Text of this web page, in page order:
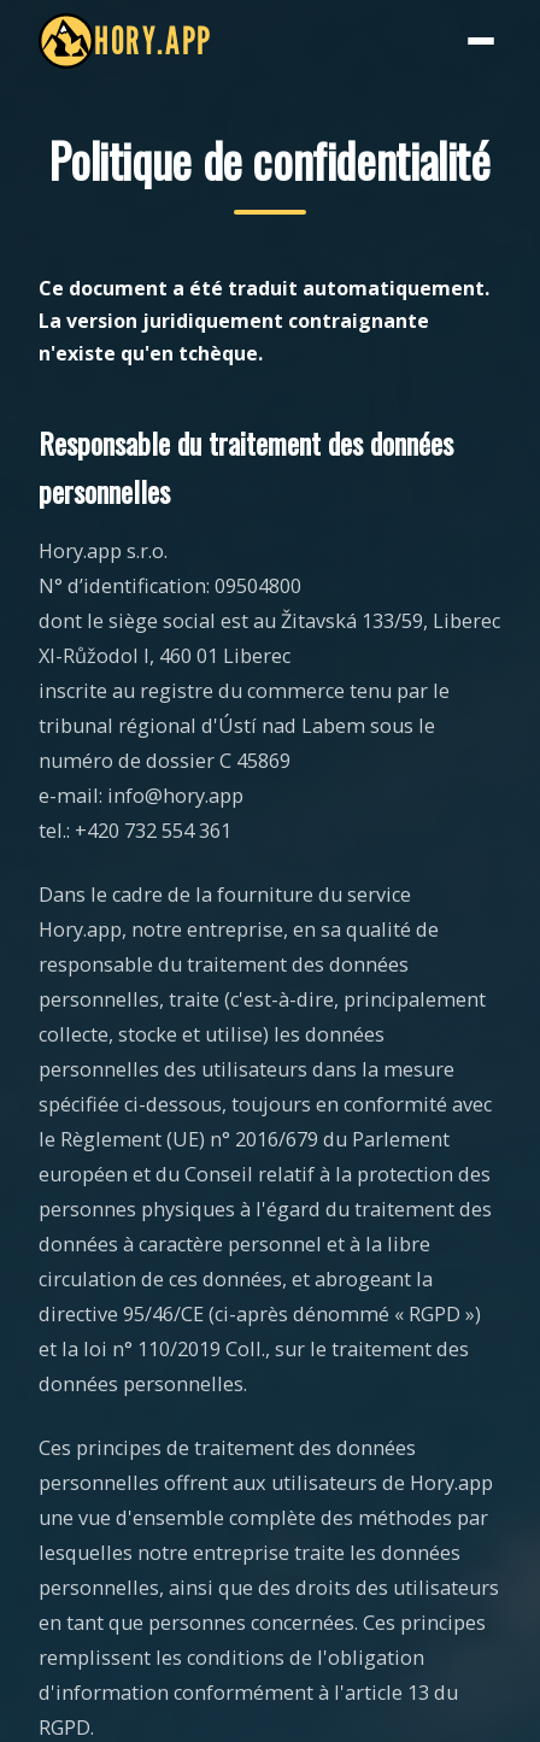
HORY.APP
Politique de confidentialité
Ce document a été traduit automatiquement.
La version juridiquement contraignante
n'existe qu'en tchèque.
Responsable du traitement des données
personnelles
Hory.app s.r.o.
N° d’identification: 09504800
dont le siège social est au Žitavská 133/59, Liberec
XI-Růžodol I, 460 01 Liberec
inscrite au registre du commerce tenu par le
tribunal régional d'Ústí nad Labem sous le
numéro de dossier C 45869
e-mail: info@hory.app
tel.: +420 732 554 361
Dans le cadre de la fourniture du service
Hory.app, notre entreprise, en sa qualité de
responsable du traitement des données
personnelles, traite (c'est-à-dire, principalement
collecte, stocke et utilise) les données
personnelles des utilisateurs dans la mesure
spécifiée ci-dessous, toujours en conformité avec
le Règlement (UE) n° 2016/679 du Parlement
européen et du Conseil relatif à la protection des
personnes physiques à l'égard du traitement des
données à caractère personnel et à la libre
circulation de ces données, et abrogeant la
directive 95/46/CE (ci-après dénommé « RGPD »)
et la loi n° 110/2019 Coll., sur le traitement des
données personnelles.
Ces principes de traitement des données
personnelles offrent aux utilisateurs de Hory.app
une vue d'ensemble complète des méthodes par
lesquelles notre entreprise traite les données
personnelles, ainsi que des droits des utilisateurs
en tant que personnes concernées. Ces principes
remplissent les conditions de l'obligation
d'information conformément à l'article 13 du
RGPD.